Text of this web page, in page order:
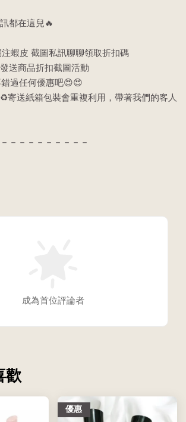
都在這兒🔥
注蝦皮 截圖私訊聊聊領取折扣碼
送商品折扣截圖活動
過任何優惠吧😍😍
寄送紙箱包裝會重複利用，帶著我們的客人
－－－－－－－－－
成為首位評論者
歡
優惠